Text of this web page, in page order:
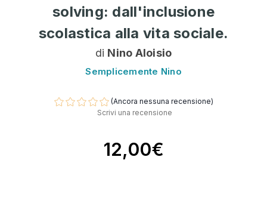
solving: dall'inclusione
scolastica alla vita sociale.
di Nino Aloisio
Semplicemente Nino
(Ancora nessuna recensione)
Scrivi una recensione
12,00€